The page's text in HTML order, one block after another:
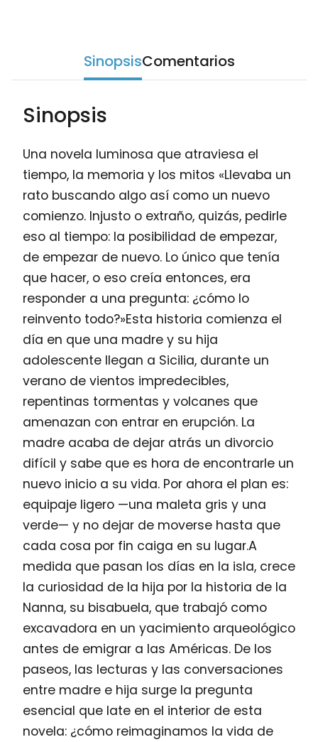
SinopsisComentarios
Sinopsis
Una novela luminosa que atraviesa el
tiempo, la memoria y los mitos «Llevaba un
rato buscando algo así como un nuevo
comienzo. Injusto o extraño, quizás, pedirle
eso al tiempo: la posibilidad de empezar,
de empezar de nuevo. Lo único que tenía
que hacer, o eso creía entonces, era
responder a una pregunta: ¿cómo lo
reinvento todo?»Esta historia comienza el
día en que una madre y su hija
adolescente llegan a Sicilia, durante un
verano de vientos impredecibles,
repentinas tormentas y volcanes que
amenazan con entrar en erupción. La
madre acaba de dejar atrás un divorcio
difícil y sabe que es hora de encontrarle un
nuevo inicio a su vida. Por ahora el plan es:
equipaje ligero —una maleta gris y una
verde— y no dejar de moverse hasta que
cada cosa por fin caiga en su lugar.A
medida que pasan los días en la isla, crece
la curiosidad de la hija por la historia de la
Nanna, su bisabuela, que trabajó como
excavadora en un yacimiento arqueológico
antes de emigrar a las Américas. De los
paseos, las lecturas y las conversaciones
entre madre e hija surge la pregunta
esencial que late en el interior de esta
novela: ¿cómo reimaginamos la vida de